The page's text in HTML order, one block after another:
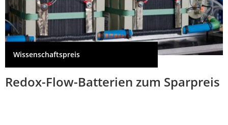
Wissenschaftspreis
Redox-Flow-Batterien zum Sparpreis